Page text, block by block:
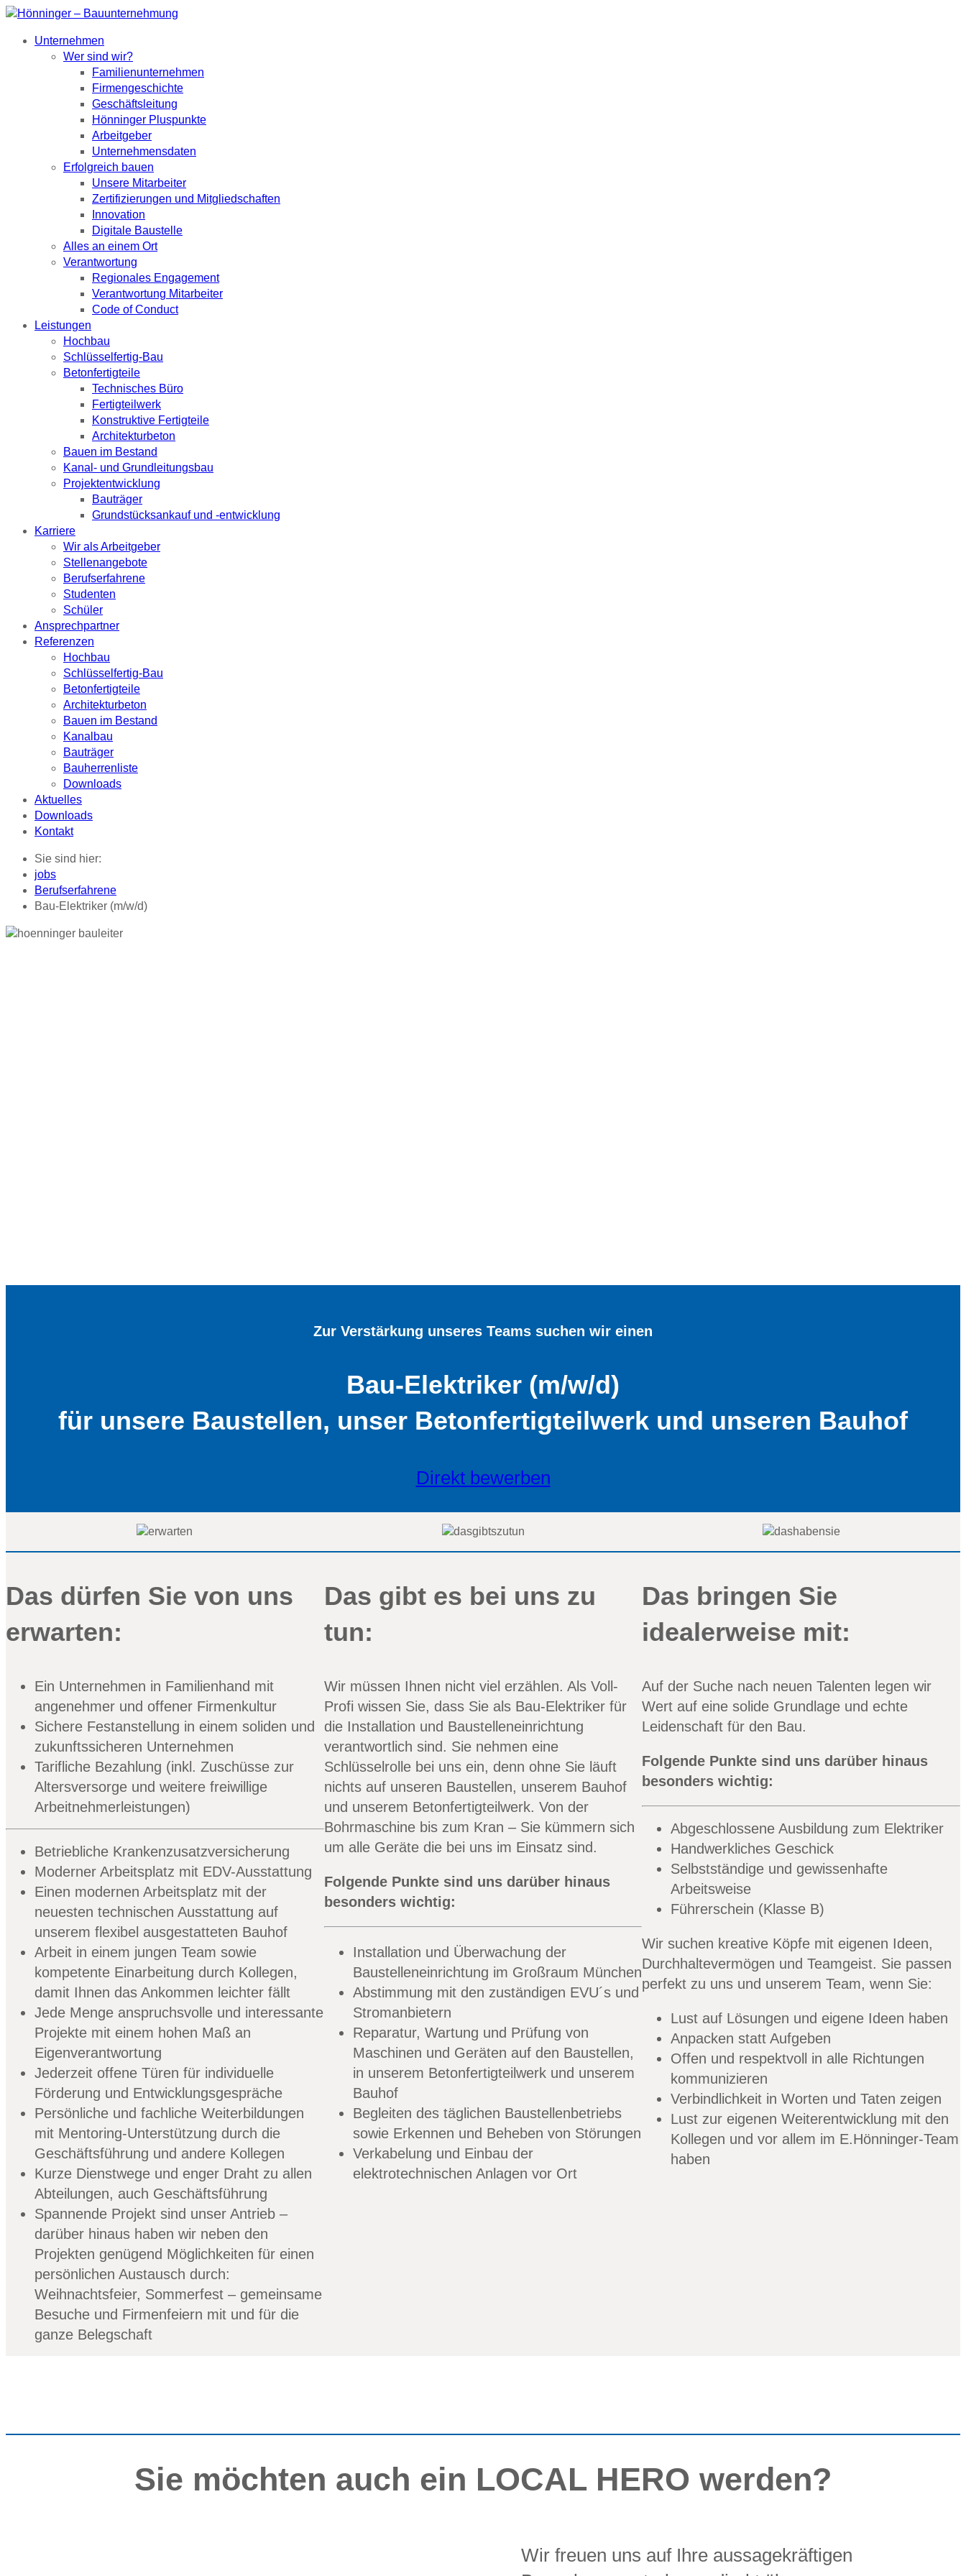
Unternehmen
Wer sind wir?
Familienunternehmen
Firmengeschichte
Geschäftsleitung
Hönninger Pluspunkte
Arbeitgeber
Unternehmensdaten
Erfolgreich bauen
Unsere Mitarbeiter
Zertifizierungen und Mitgliedschaften
Innovation
Digitale Baustelle
Alles an einem Ort
Verantwortung
Regionales Engagement
Verantwortung Mitarbeiter
Code of Conduct
Leistungen
Hochbau
Schlüsselfertig-Bau
Betonfertigteile
Technisches Büro
Fertigteilwerk
Konstruktive Fertigteile
Architekturbeton
Bauen im Bestand
Kanal- und Grundleitungsbau
Projektentwicklung
Bauträger
Grundstücksankauf und -entwicklung
Karriere
Wir als Arbeitgeber
Stellenangebote
Berufserfahrene
Studenten
Schüler
Ansprechpartner
Referenzen
Hochbau
Schlüsselfertig-Bau
Betonfertigteile
Architekturbeton
Bauen im Bestand
Kanalbau
Bauträger
Bauherrenliste
Downloads
Aktuelles
Downloads
Kontakt
Sie sind hier:
jobs
Berufserfahrene
Bau-Elektriker (m/w/d)
Zur Verstärkung unseres Teams suchen wir einen
Bau-Elektriker (m/w/d)
für unsere Baustellen, unser Betonfertigteilwerk und unseren Bauhof
Direkt bewerben
Das dürfen Sie von uns
erwarten:
Ein Unternehmen in Familienhand mit
angenehmer und offener Firmenkultur
Sichere Festanstellung in einem soliden und
zukunftssicheren Unternehmen
Tarifliche Bezahlung (inkl. Zuschüsse zur
Altersversorge und weitere freiwillige
Arbeitnehmerleistungen)
Betriebliche Krankenzusatzversicherung
Moderner Arbeitsplatz mit EDV-Ausstattung
Einen modernen Arbeitsplatz mit der
neuesten technischen Ausstattung auf
unserem flexibel ausgestatteten Bauhof
Arbeit in einem jungen Team sowie
kompetente Einarbeitung durch Kollegen,
damit Ihnen das Ankommen leichter fällt
Jede Menge anspruchsvolle und interessante
Projekte mit einem hohen Maß an
Eigenverantwortung
Jederzeit offene Türen für individuelle
Förderung und Entwicklungsgespräche
Persönliche und fachliche Weiterbildungen
mit Mentoring-Unterstützung durch die
Geschäftsführung und andere Kollegen
Kurze Dienstwege und enger Draht zu allen
Abteilungen, auch Geschäftsführung
Spannende Projekt sind unser Antrieb –
darüber hinaus haben wir neben den
Projekten genügend Möglichkeiten für einen
persönlichen Austausch durch:
Weihnachtsfeier, Sommerfest – gemeinsame
Besuche und Firmenfeiern mit und für die
ganze Belegschaft
Das gibt es bei uns zu
tun:
Wir müssen Ihnen nicht viel erzählen. Als Voll-
Profi wissen Sie, dass Sie als Bau-Elektriker für
die Installation und Baustelleneinrichtung
verantwortlich sind. Sie nehmen eine
Schlüsselrolle bei uns ein, denn ohne Sie läuft
nichts auf unseren Baustellen, unserem Bauhof
und unserem Betonfertigteilwerk. Von der
Bohrmaschine bis zum Kran – Sie kümmern sich
um alle Geräte die bei uns im Einsatz sind.
Folgende Punkte sind uns darüber hinaus
besonders wichtig:
Installation und Überwachung der
Baustelleneinrichtung im Großraum München
Abstimmung mit den zuständigen EVU´s und
Stromanbietern
Reparatur, Wartung und Prüfung von
Maschinen und Geräten auf den Baustellen,
in unserem Betonfertigteilwerk und unserem
Bauhof
Begleiten des täglichen Baustellenbetriebs
sowie Erkennen und Beheben von Störungen
Verkabelung und Einbau der
elektrotechnischen Anlagen vor Ort
Das bringen Sie
idealerweise mit:
Auf der Suche nach neuen Talenten legen wir
Wert auf eine solide Grundlage und echte
Leidenschaft für den Bau.
Folgende Punkte sind uns darüber hinaus
besonders wichtig:
Abgeschlossene Ausbildung zum Elektriker
Handwerkliches Geschick
Selbstständige und gewissenhafte
Arbeitsweise
Führerschein (Klasse B)
Wir suchen kreative Köpfe mit eigenen Ideen,
Durchhaltevermögen und Teamgeist. Sie passen
perfekt zu uns und unserem Team, wenn Sie:
Lust auf Lösungen und eigene Ideen haben
Anpacken statt Aufgeben
Offen und respektvoll in alle Richtungen
kommunizieren
Verbindlichkeit in Worten und Taten zeigen
Lust zur eigenen Weiterentwicklung mit den
Kollegen und vor allem im E.Hönninger-Team
haben
Sie möchten auch ein LOCAL HERO werden?
Wir freuen uns auf Ihre aussagekräftigen